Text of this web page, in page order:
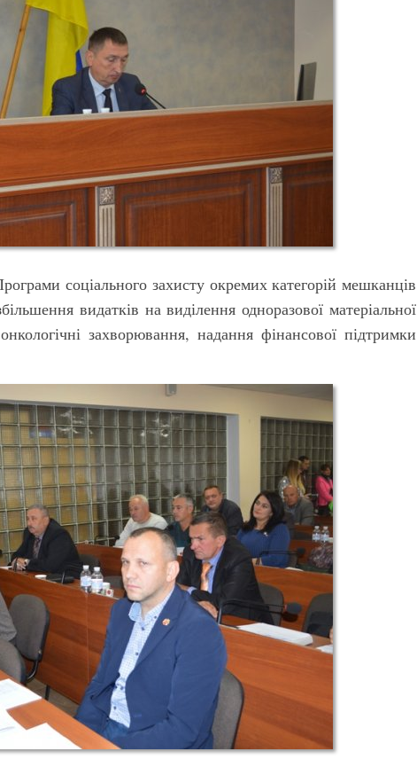
соціального захисту окремих категорій мешканців
видатків на виділення одноразової матеріальної
захворювання, надання фінансової підтримки